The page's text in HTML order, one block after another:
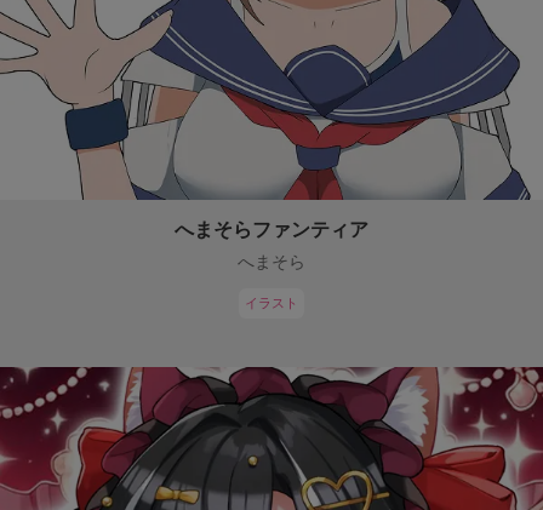
へまそらファンティア
へまそら
イラスト